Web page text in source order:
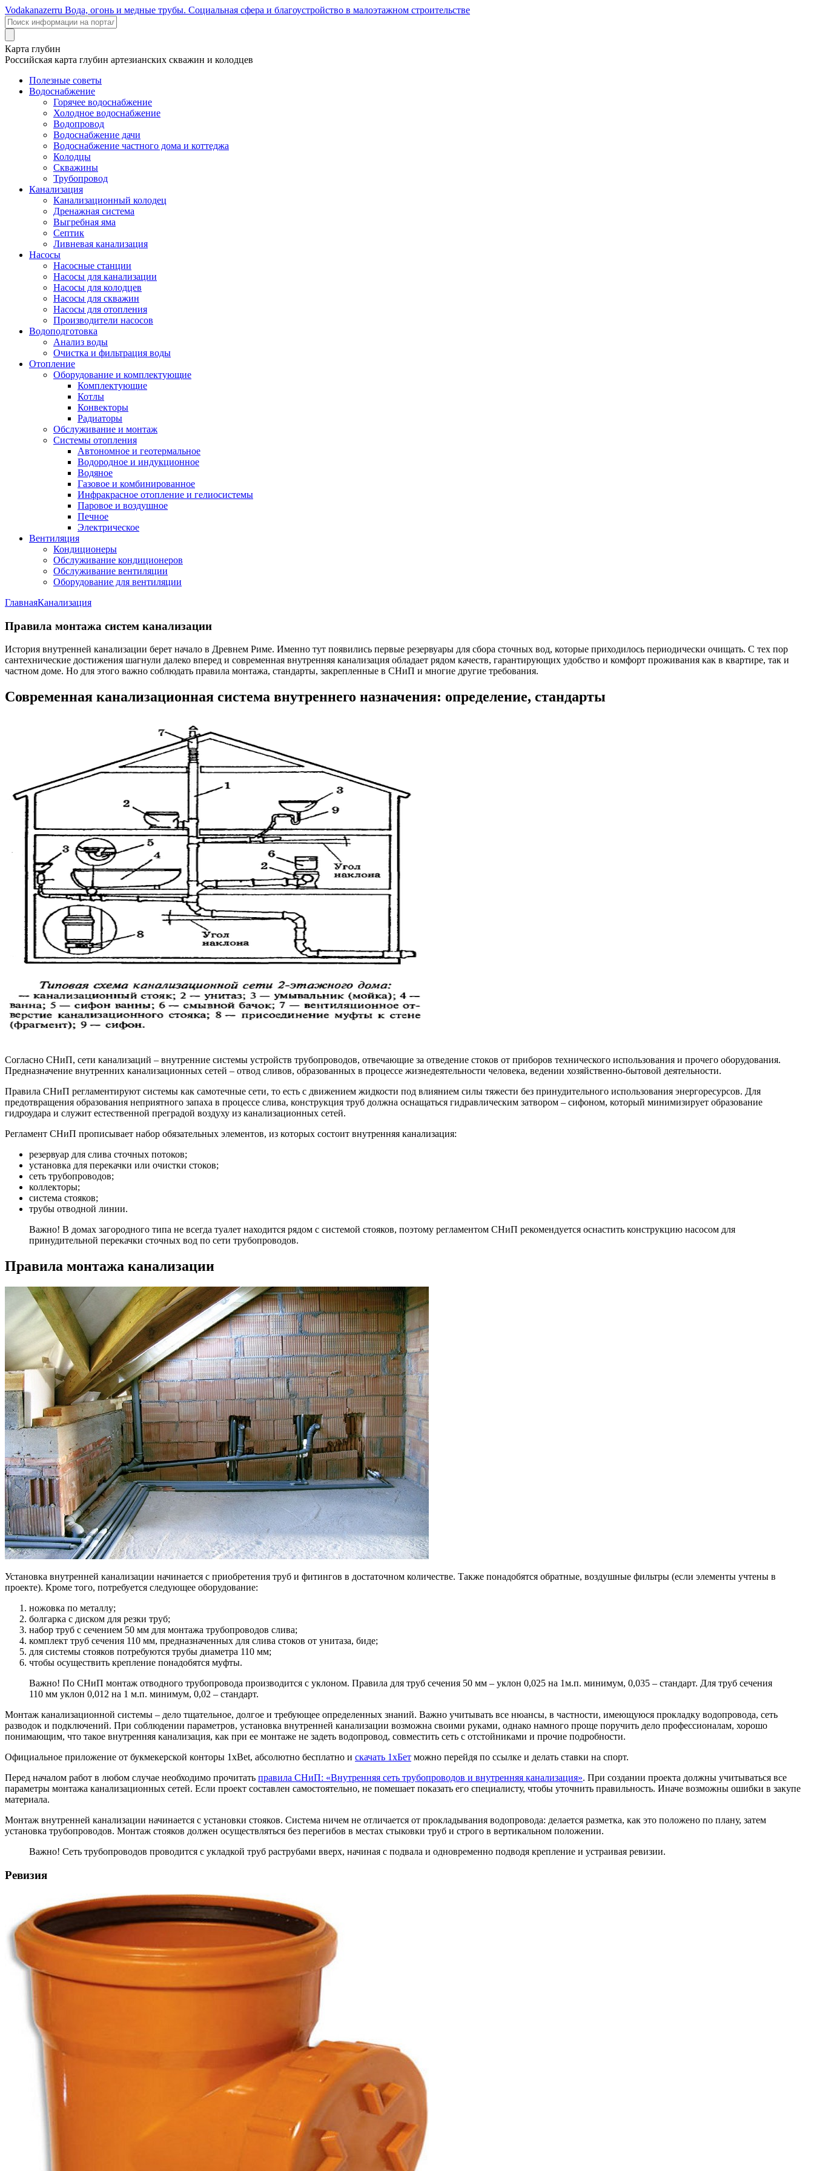
Vodakanazerru Вода, огонь и медные трубы. Социальная сфера и благоустройство в малоэтажном строительстве
Карта глубин
Российская карта глубин артезианских скважин и колодцев
Полезные советы
Водоснабжение
Горячее водоснабжение
Холодное водоснабжение
Водопровод
Водоснабжение дачи
Водоснабжение частного дома и коттеджа
Колодцы
Скважины
Трубопровод
Канализация
Канализационный колодец
Дренажная система
Выгребная яма
Септик
Ливневая канализация
Насосы
Насосные станции
Насосы для канализации
Насосы для колодцев
Насосы для скважин
Насосы для отопления
Производители насосов
Водоподготовка
Анализ воды
Очистка и фильтрация воды
Отопление
Оборудование и комплектующие
Комплектующие
Котлы
Конвекторы
Радиаторы
Обслуживание и монтаж
Системы отопления
Автономное и геотермальное
Водородное и индукционное
Водяное
Газовое и комбинированное
Инфракрасное отопление и гелиосистемы
Паровое и воздушное
Печное
Электрическое
Вентиляция
Кондиционеры
Обслуживание кондиционеров
Обслуживание вентиляции
Оборудование для вентиляции
ГлавнаяКанализация
Правила монтажа систем канализации
История внутренней канализации берет начало в Древнем Риме. Именно тут появились первые резервуары для сбора сточных вод, которые приходилось периодически очищать. С тех пор
сантехнические достижения шагнули далеко вперед и современная внутренняя канализация обладает рядом качеств, гарантирующих удобство и комфорт проживания как в квартире, так и
частном доме. Но для этого важно соблюдать правила монтажа, стандарты, закрепленные в СНиП и многие другие требования.
Современная канализационная система внутреннего назначения: определение, стандарты
Согласно СНиП, сети канализаций – внутренние системы устройств трубопроводов, отвечающие за отведение стоков от приборов технического использования и прочего оборудования.
Предназначение внутренних канализационных сетей – отвод сливов, образованных в процессе жизнедеятельности человека, ведении хозяйственно-бытовой деятельности.
Правила СНиП регламентируют системы как самотечные сети, то есть с движением жидкости под влиянием силы тяжести без принудительного использования энергоресурсов. Для
предотвращения образования неприятного запаха в процессе слива, конструкция труб должна оснащаться гидравлическим затвором – сифоном, который минимизирует образование
гидроудара и служит естественной преградой воздуху из канализационных сетей.
Регламент СНиП прописывает набор обязательных элементов, из которых состоит внутренняя канализация:
резервуар для слива сточных потоков;
установка для перекачки или очистки стоков;
сеть трубопроводов;
коллекторы;
система стояков;
трубы отводной линии.
Важно! В домах загородного типа не всегда туалет находится рядом с системой стояков, поэтому регламентом СНиП рекомендуется оснастить конструкцию насосом для
принудительной перекачки сточных вод по сети трубопроводов.
Правила монтажа канализации
Установка внутренней канализации начинается с приобретения труб и фитингов в достаточном количестве. Также понадобятся обратные, воздушные фильтры (если элементы учтены в
проекте). Кроме того, потребуется следующее оборудование:
ножовка по металлу;
болгарка с диском для резки труб;
набор труб с сечением 50 мм для монтажа трубопроводов слива;
комплект труб сечения 110 мм, предназначенных для слива стоков от унитаза, биде;
для системы стояков потребуются трубы диаметра 110 мм;
чтобы осуществить крепление понадобятся муфты.
Важно! По СНиП монтаж отводного трубопровода производится с уклоном. Правила для труб сечения 50 мм – уклон 0,025 на 1м.п. минимум, 0,035 – стандарт. Для труб сечения
110 мм уклон 0,012 на 1 м.п. минимум, 0,02 – стандарт.
Монтаж канализационной системы – дело тщательное, долгое и требующее определенных знаний. Важно учитывать все нюансы, в частности, имеющуюся прокладку водопровода, сеть
разводок и подключений. При соблюдении параметров, установка внутренней канализации возможна своими руками, однако намного проще поручить дело профессионалам, хорошо
понимающим, что такое внутренняя канализация, как при ее монтаже не задеть водопровод, совместить сеть с отстойниками и прочие подробности.
Официальное приложение от букмекерской конторы 1xBet, абсолютно бесплатно и скачать 1хБет можно перейдя по ссылке и делать ставки на спорт.
Перед началом работ в любом случае необходимо прочитать правила СНиП: «Внутренняя сеть трубопроводов и внутренняя канализация». При создании проекта должны учитываться все
параметры монтажа канализационных сетей. Если проект составлен самостоятельно, не помешает показать его специалисту, чтобы уточнить правильность. Иначе возможны ошибки в закупе
материала.
Монтаж внутренней канализации начинается с установки стояков. Система ничем не отличается от прокладывания водопровода: делается разметка, как это положено по плану, затем
установка трубопроводов. Монтаж стояков должен осуществляться без перегибов в местах стыковки труб и строго в вертикальном положении.
Важно! Сеть трубопроводов проводится с укладкой труб раструбами вверх, начиная с подвала и одновременно подводя крепление и устраивая ревизии.
Ревизия